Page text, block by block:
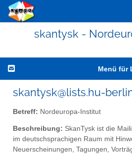
skantysk -
Menü für
skantysk@lists.hu-
Betreff: Nordeuropa-Institut
Beschreibung: SkanTysk ist die
im deutschsprachigen Raum mit
Neuerscheinungen, Tagungen,